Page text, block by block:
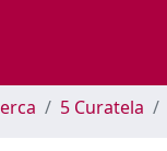
5 Curatela